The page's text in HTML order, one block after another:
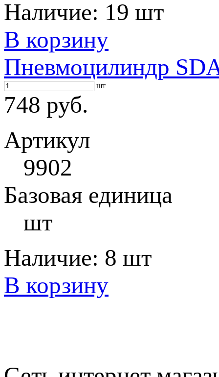
Наличие: 19 шт
В корзину
Пневмоцилиндр
шт
748 руб.
Артикул
9902
Базовая единица
шт
Наличие: 8 шт
В корзину